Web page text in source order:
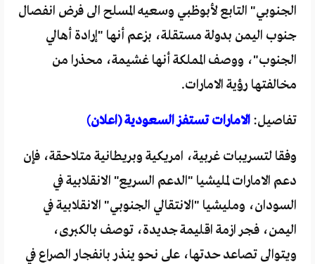
الجنوبي" التابع لأبوظبي وسعيه المسلح الى فرض انفصال
جنوب اليمن بدولة مستقلة، بزعم أنها "إرادة أهالي
الجنوب"، ووصف المملكة أنها غشيمة، محذرا من
مخالفتها رؤية الامارات.
تفاصيل: الامارات تستفز السعودية (اعلان)
وفقا لتسريبات غربية، امريكية وبريطانية متلاحقة، فإن
دعم الامارات لمليشيا "الدعم السريع" الانقلابية في
السودان، ومليشيا "الانتقالي الجنوبي" الانقلابية في
اليمن، فجر ازمة اقليمة جديدة، توصف بالكبرى،
ويتوالى تصاعد حدتها، على نحو ينذر بانفجار الصراع في